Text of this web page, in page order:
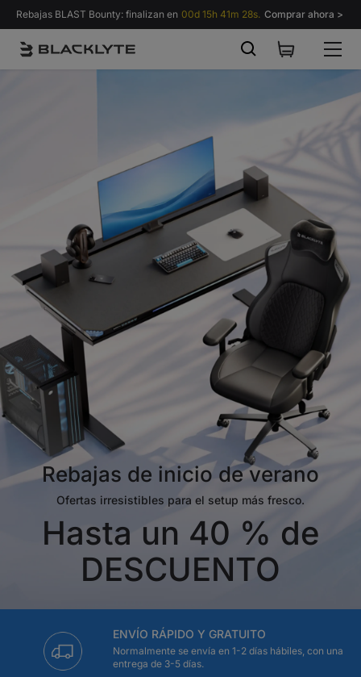
Saltar al contenido
Rebajas BLAST Bounty: finalizan en 00d 15h 41m 26s. Comprar ahora >
Rebajas de inicio de verano
Ofertas irresistibles para el setup más fresco.
Hasta un 40 % de
DESCUENTO
ENVÍO RÁPIDO Y GRATUITO
Normalmente se envía en 1-2 días hábiles, con una
entrega de 3-5 días.